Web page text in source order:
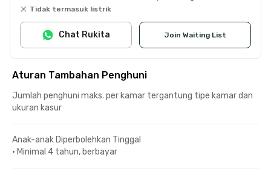
Tidak termasuk listrik
Join Waiting List
Chat Rukita
Aturan Tambahan Penghuni
Jumlah penghuni maks. per kamar tergantung tipe kamar dan
ukuran kasur
Anak-anak Diperbolehkan Tinggal
• Minimal 4 tahun, berbayar